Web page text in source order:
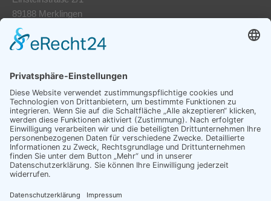
89188 Merklingen
T:
+49 (0) 731 141166-0
info@pbs-ulm.de
Kontakt
Impressum
Datenschutzerklärung
Cookie-Einstellungen